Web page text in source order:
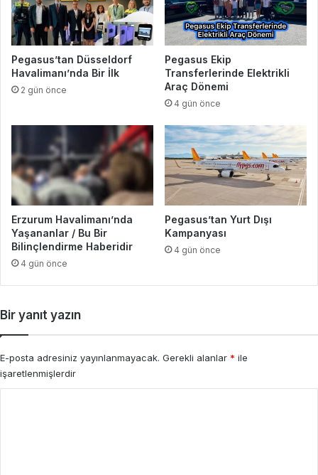
Pegasus’tan Düsseldorf
Havalimanı’nda Bir İlk
2 gün önce
Pegasus Ekip
Transferlerinde Elektrikli
Araç Dönemi
4 gün önce
Erzurum Havalimanı’nda
Yaşananlar / Bu Bir
Bilinçlendirme Haberidir
4 gün önce
Pegasus’tan Yurt Dışı
Kampanyası
4 gün önce
Bir yanıt yazın
E-posta adresiniz yayınlanmayacak. Gerekli alanlar * ile
işaretlenmişlerdir